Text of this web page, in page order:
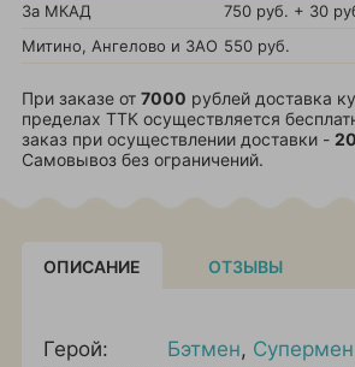
За МКАД
750 руб. + 30
Митино, Ангелово и ЗАО 550 руб.
При заказе от 7000 рублей доставка
пределах ТТК осуществляется
заказ при осуществлении доставки -
Самовывоз без ограничений.
ОПИСАНИЕ ОТЗЫВЫ
Герой: Бэтмен, Супермен